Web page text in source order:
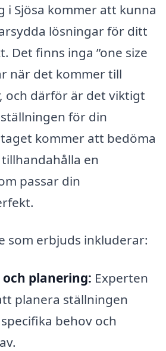
i Sjösa kommer att kunna
lösningar för ditt
Det finns inga ”one size
när det kommer till
och därför är det viktigt
för din
kommer att bedöma
en
passar din
som erbjuds inkluderar:
planering: Experten
planera ställningen
behov och